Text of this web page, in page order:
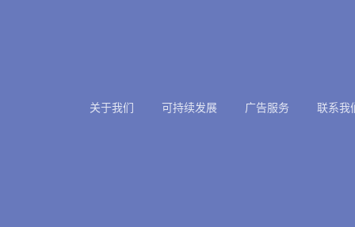
关于我们 可持续发展 广告服务 联系我